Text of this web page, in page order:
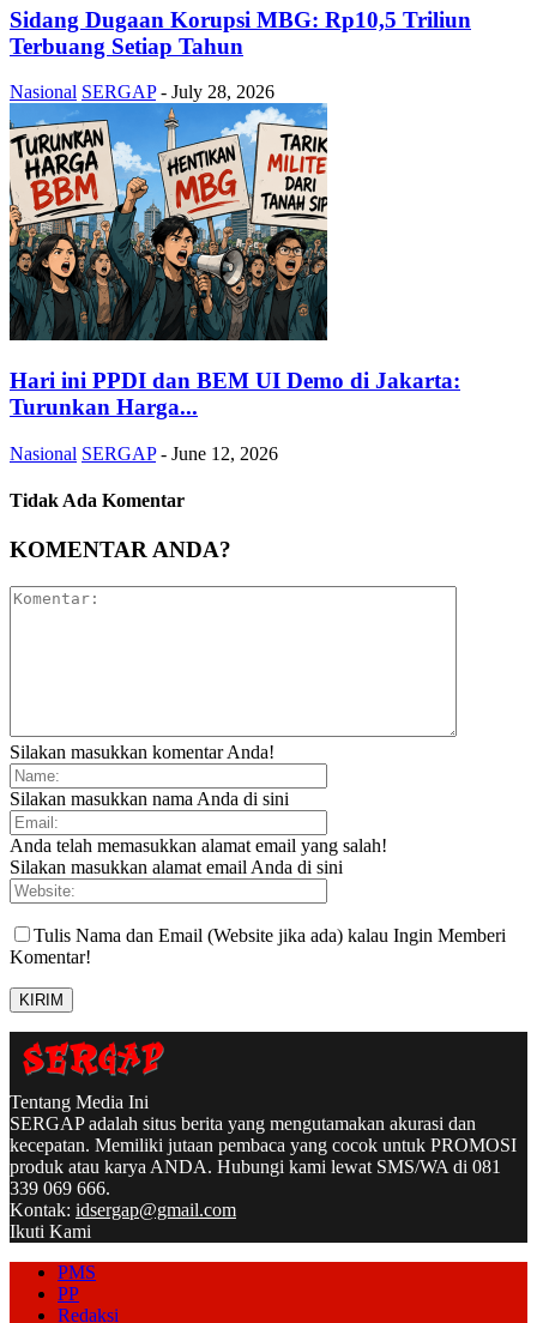
Sidang Dugaan Korupsi MBG: Rp10,5 Triliun
Terbuang Setiap Tahun
Nasional SERGAP - July 28, 2026
Hari ini PPDI dan BEM UI Demo di Jakarta:
Turunkan Harga...
Nasional SERGAP - June 12, 2026
Tidak Ada Komentar
KOMENTAR ANDA?
Silakan masukkan komentar Anda!
Silakan masukkan nama Anda di sini
Anda telah memasukkan alamat email yang salah!
Silakan masukkan alamat email Anda di sini
Tulis Nama dan Email (Website jika ada) kalau Ingin Memberi
Komentar!
Tentang Media Ini
SERGAP adalah situs berita yang mengutamakan akurasi dan
kecepatan. Memiliki jutaan pembaca yang cocok untuk PROMOSI
produk atau karya ANDA. Hubungi kami lewat SMS/WA di 081
339 069 666.
Kontak: idsergap@gmail.com
Ikuti Kami
PMS
PP
Redaksi